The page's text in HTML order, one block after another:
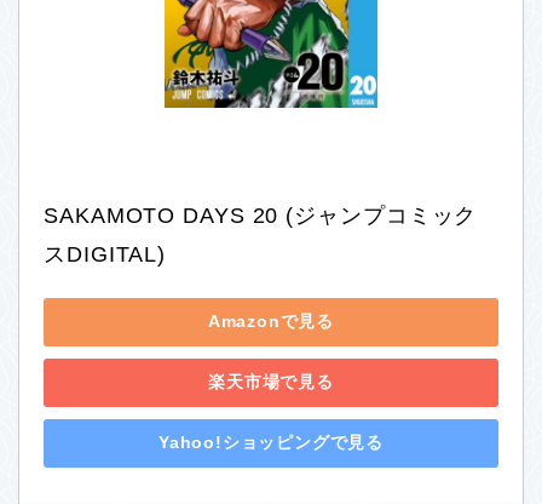
SAKAMOTO DAYS 20 (ジャンプコミック
スDIGITAL)
Amazonで見る
楽天市場で見る
Yahoo!ショッピングで見る